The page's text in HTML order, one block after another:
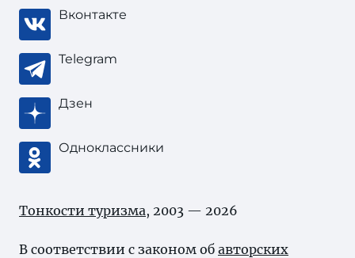
Вконтакте
Telegram
Дзен
Одноклассники
Тонкости туризма, 2003 — 2026
В соответствии с законом об авторских